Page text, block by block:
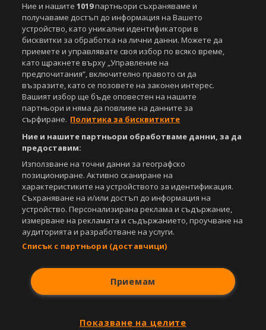
Copyright © 2007-2026 Агенция Спортал. Всички права запазени.
Този уебсайт е собственост наSportal Media Group
За нас Екип За рекламa
Общи условия
Етични правила на НСС
Управление на предпочитания
Съдържанието на този уеб сайт и технологиите, използвани в него, са
под закрила на Закона за авторското право и сродните му права.
Всички статии, репортажи, интервюта и други текстови, графични и
видео материали, публикувани в сайта, са собственост на Агенция
Спортал, освен ако изрично е посочено друго. Допуска се
публикуване на текстови материали само след писмено съгласие на
Агенция Спортал, посочване на източника и добавяне на линк към
www.sportal.bg. Използването на графични и видео материали,
публикувани в сайта, е строго забранено. Нарушителите ще бъдат
БЕЗПЛАТНОТО приложение за:
Ние и нашите1019партньори съхраняваме и
получаваме достъп до информация на Вашето
устройство, като уникални идентификатори в
бисквитки за обработка на лични данни. Можете да
приемете и управлявате своя избор по всяко време,
като щракнете върху „Управление на
предпочитания“, включително правото си да
възразите, като се позовете на законен интерес.
Вашият избор ще бъде оповестен на нашите
партньори и няма да повлияе на данните за
сърфиране. Политика за бисквитките
Ние и нашите партньори обработваме данни, за да
предоставим:
Използване на точни данни за географско
позициониране. Активно сканиране на
характеристиките на устройството за идентификация.
Съхраняване на и/или достъп до информация на
устройство. Персонализирана реклама и съдържание,
измерване на рекламата и съдържанието, проучване на
аудиторията и разработване на услуги.
Списък с партньори (доставчици)
Приемам
Показване на целите